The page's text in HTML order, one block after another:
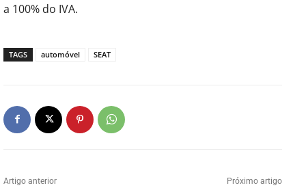
a 100% do IVA.
TAGS automóvel SEAT
Artigo anterior Próximo artigo